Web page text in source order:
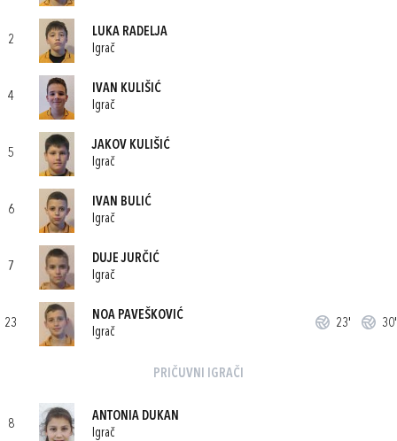
2
LUKA RADELJA
Igrač
4
IVAN KULIŠIĆ
Igrač
5
JAKOV KULIŠIĆ
Igrač
6
IVAN BULIĆ
Igrač
7
DUJE JURČIĆ
Igrač
23
NOA PAVEŠKOVIĆ
Igrač
23' 30'
PRIČUVNI IGRAČI
8
ANTONIA DUKAN
Igrač